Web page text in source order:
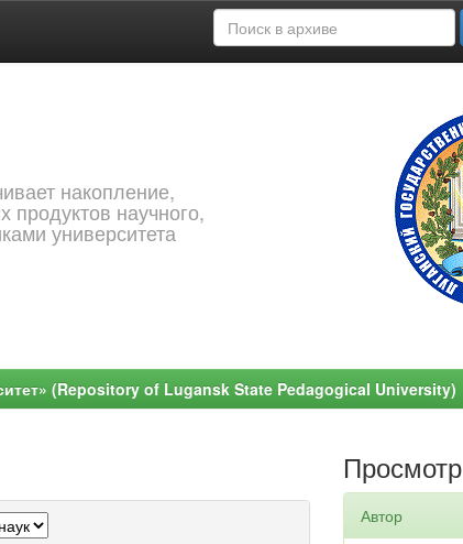
накопление,
научного,
университета
(Repository of Lugansk State Pedagogical University)
Просмотр
Автор